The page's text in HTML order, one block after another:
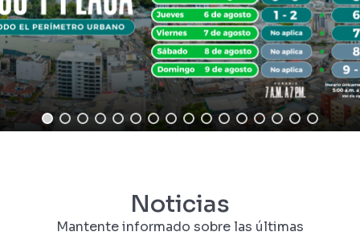
Noticias
Mantente informado sobre las últimas